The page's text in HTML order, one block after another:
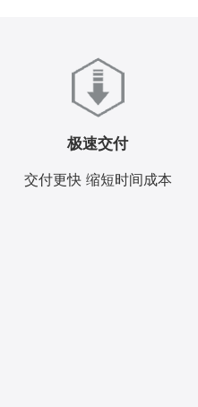
极速交付
交付更快 缩短时间成本